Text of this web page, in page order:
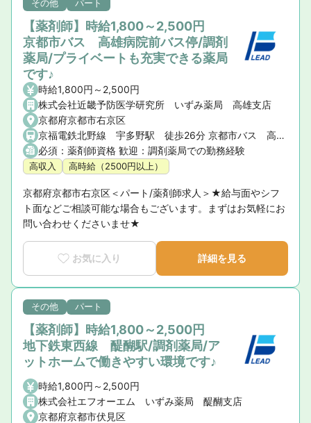
その他 パート
【薬剤師】時給1,800～2,500円
京都市バス 高雄病院前バス停/調剤
薬局/プライベートも充実できる薬局
です♪
時給1,800円～2,500円
株式会社近畿予防医学研究所 いずみ薬局 高雄支店
京都府京都市右京区
京福電鉄北野線 宇多野駅 徒歩26分 京都市バス 高雄病院前バス停 徒歩1分
必須：薬剤師資格 歓迎：調剤薬局での勤務経験
高収入 高時給（2500円以上）
京都府京都市右京区＜パート/薬剤師求人＞★給与面やシフ
ト面などご相談可能な場合もございます。まずはお気軽にお
問い合わせくださいませ★
お気に入り 詳細を見る
その他 パート
【薬剤師】時給1,800～2,500円
地下鉄東西線 醍醐駅/調剤薬局/ア
ットホームで働きやすい環境です♪
時給1,800円～2,500円
株式会社エフオーエム いずみ薬局 醍醐支店
京都府京都市伏見区